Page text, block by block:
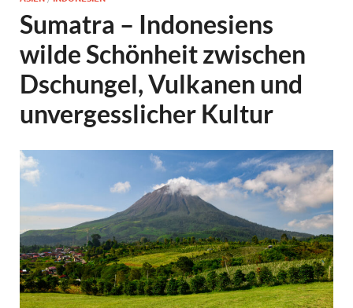
Sumatra – Indonesiens
wilde Schönheit zwischen
Dschungel, Vulkanen und
unvergesslicher Kultur